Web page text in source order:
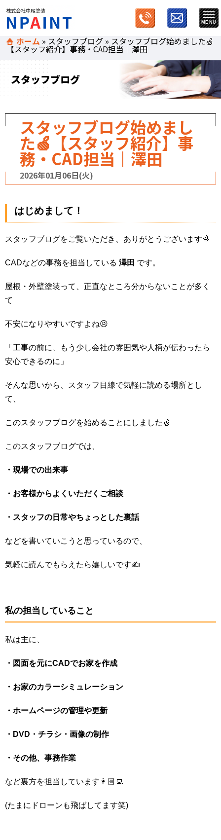
ホーム » スタッフブログ » スタッフブログ始めました🍏
【スタッフ紹介】事務・CAD担当｜澤田
スタッフブログ
スタッフブログ始めまし
た🍏【スタッフ紹介】事
務・CAD担当｜澤田
2026年01月06日(火)
はじめまして！
スタッフブログをご覧いただき、ありがとうございます🌈
CADなどの事務を担当している 澤田 です。
屋根・外壁塗装って、正直なところ分からないことが多く
て
不安になりやすいですよね😣
「工事の前に、もう少し会社の雰囲気や人柄が伝わったら
安心できるのに」
そんな思いから、スタッフ目線で気軽に読める場所とし
て、
このスタッフブログを始めることにしました🍏
このスタッフブログでは、
・現場での出来事
・お客様からよくいただくご相談
・スタッフの日常やちょっとした裏話
などを書いていこうと思っているので、
気軽に読んでもらえたら嬉しいです✍️
私の担当していること
私は主に、
・図面を元にCADでお家を作成
・お家のカラーシミュレーション
・ホームページの管理や更新
・DVD・チラシ・画像の制作
・その他、事務作業
など裏方を担当しています👩🏻‍💻
(たまにドローンも飛ばしてます笑)